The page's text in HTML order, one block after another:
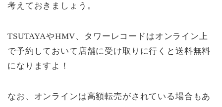
考えておきましょう。
TSUTAYAやHMV、タワーレコードはオンライン上
で予約しておいて店舗に受け取りに行くと送料無料
になりますよ！
なお、オンラインは高額転売がされている場合もあ